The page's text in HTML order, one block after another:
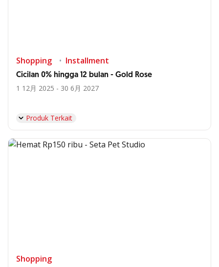
Shopping Installment
Cicilan 0% hingga 12 bulan - Gold Rose
1 12月 2025 - 30 6月 2027
Produk Terkait
Shopping